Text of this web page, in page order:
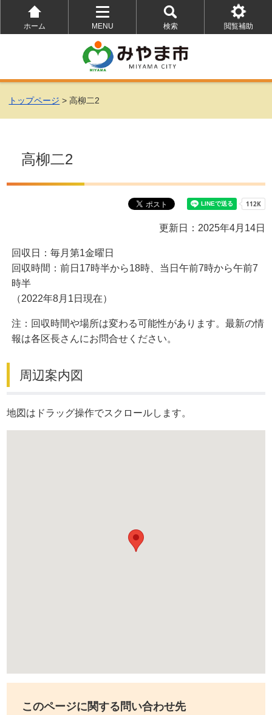
ホーム
MENU
を
開
く
検索
を
開
く
閲覧補助
を
トップページ > 高柳二2
高柳二2
更新日：2025年4月14日
回収日：毎月第1金曜日
回収時間：前日17時半から18時、当日午前7時から午前7
時半
（2022年8月1日現在）
注：回収時間や場所は変わる可能性があります。最新の情
報は各区長さんにお問合せください。
周辺案内図
地図はドラッグ操作でスクロールします。
このページに関する問い合わせ先